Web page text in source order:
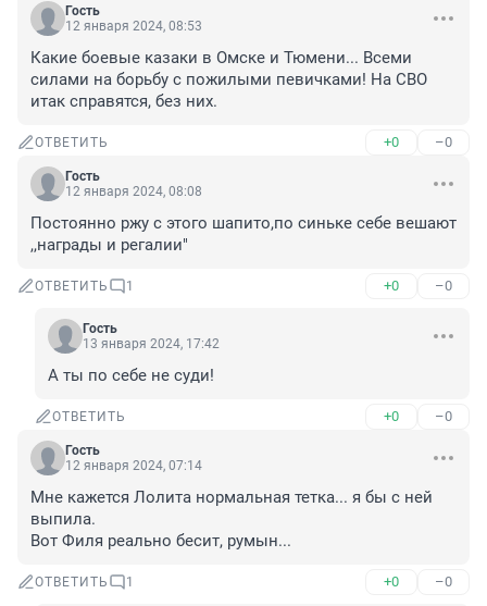
Гость
12 января 2024, 08:53
Какие боевые казаки в Омске и Тюмени... Всеми
силами на борьбу с пожилыми певичками! На СВО
итак справятся, без них.
ОТВЕТИТЬ +0 –0
Гость
12 января 2024, 08:08
Постоянно ржу с этого шапито,по синьке себе вешают
,,награды и регалии"
ОТВЕТИТЬ 1 +0 –0
Гость
13 января 2024, 17:42
А ты по себе не суди!
ОТВЕТИТЬ +0 –0
Гость
12 января 2024, 07:14
Мне кажется Лолита нормальная тетка... я бы с ней
выпила.
Вот Филя реально бесит, румын...
ОТВЕТИТЬ 1 +0 –0